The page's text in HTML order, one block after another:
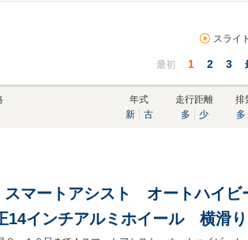
スライ
最初 1 2 3
年式
新
古
走行距離
多
少
排
多
スマートアシスト オートハイ
14インチアルミホイール 横滑